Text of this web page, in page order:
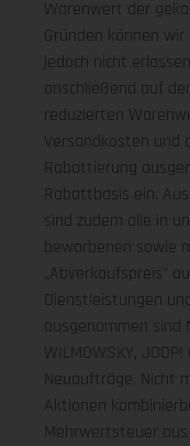
Warenwert der
Gründen können
jedoch nicht
anschließend auf
reduzierten
Versandkosten und
Rabattierung
Rabattbasis ein.
sind zudem alle in
beworbenen sowie
„Abverkaufspreis"
Dienstleistungen
ausgenommen sind
WILMOWSKY,
Neuaufträge. Nicht
Aktionen
Mehrwertsteuer